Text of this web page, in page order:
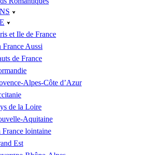
et Ile de France
France Aussi
de France
Alpes-Côte d’Azur
de la Loire
Aquitaine
France lointaine
Est